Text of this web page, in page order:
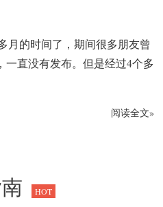
月的时间了，期间很多朋友曾
直没有发布。但是经过4个多
阅读全文»
HOT